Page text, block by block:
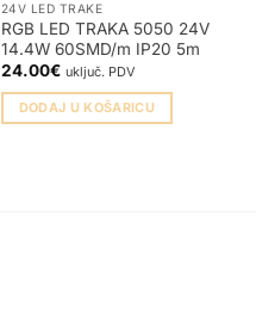
24V LED TRAKE
RGB LED TRAKA 5050 24V
14.4W 60SMD/m IP20 5m
24.00€ uključ. PDV
DODAJ U KOŠARICU